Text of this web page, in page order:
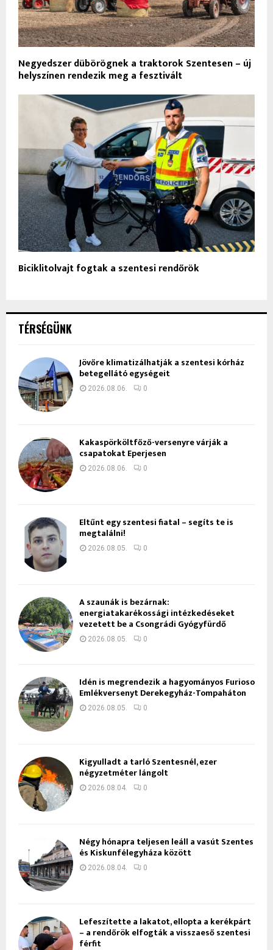
Negyedszer dübörögnek a traktorok Szentesen – új
helyszínen rendezik meg a fesztivált
Biciklitolvajt fogtak a szentesi rendőrök
TÉRSÉGÜNK
Jövőre klimatizálhatják a szentesi kórház
betegellátó egységeit
2026.08.06. 0
Kakaspörköltfőző-versenyre várják a
csapatokat Eperjesen
2026.08.06. 0
Eltűnt egy szentesi fiatal – segíts te is
megtalálni!
2026.08.05. 0
A szaunák is bezárnak:
energiatakarékossági intézkedéseket
vezetett be a Csongrádi Gyógyfürdő
2026.08.05. 0
Idén is megrendezik a hagyományos Furioso
Emlékversenyt Derekegyház-Tompaháton
2026.08.05. 0
Kigyulladt a tarló Szentesnél, ezer
négyzetméter lángolt
2026.08.04. 0
Négy hónapra teljesen leáll a vasút Szentes
és Kiskunfélegyháza között
2026.08.04. 0
Lefeszítette a lakatot, ellopta a kerékpárt
– a rendőrök elfogták a visszaeső szentesi
férfit